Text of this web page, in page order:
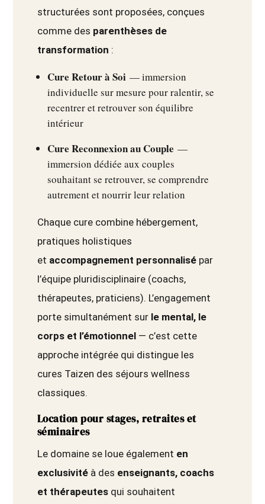
structurées sont proposées, conçues
comme des parenthèses de
transformation :
Cure Retour à Soi— immersion
individuelle sur mesure pour ralentir, se
recentrer et retrouver son équilibre
intérieur
Cure Reconnexion au Couple —
immersion dédiée aux couples
souhaitant se retrouver, se comprendre
autrement et nourrir leur relation
Chaque cure combine hébergement,
pratiques holistiques
et accompagnement personnalisépar
l’équipe pluridisciplinaire (coachs,
thérapeutes, praticiens). L’engagement
porte simultanément sur le mental, le
corps et l’émotionnel— c’est cette
approche intégrée qui distingue les
cures Taizen des séjours wellness
classiques.
Location pour stages, retraites et
séminaires
Le domaine se loue également en
exclusivitéà des enseignants, coachs
et thérapeutesqui souhaitent